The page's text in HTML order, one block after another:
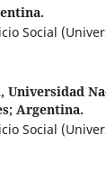
Social
Universidad
Argentina.
Social